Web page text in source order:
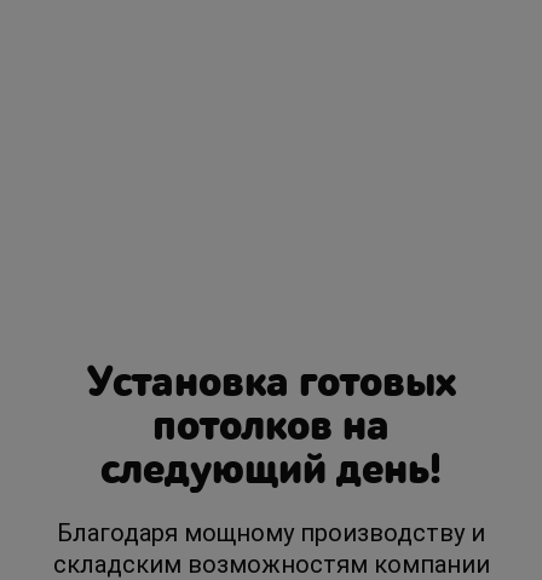
Установка готовых
потолков на
следующий день!
Благодаря мощному производству и
складским возможностям компании